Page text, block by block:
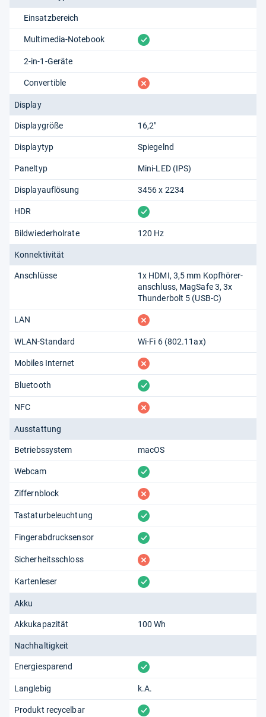
Einsatzbereich
Multimedia-Notebook vorhanden
2-in-1-Geräte
Convertible fehlt
Display
Displaygröße 16,2"
Displaytyp Spiegelnd
Paneltyp Mini-LED (IPS)
Displayauflösung 3456 x 2234
HDR vorhanden
Bildwiederholrate 120 Hz
Konnektivität
Anschlüsse
1x HDMI, 3,5 mm Kopf­hörer­
anschluss, MagSafe 3, 3x
Thunderbolt 5 (USB-C)
LAN fehlt
WLAN-Standard Wi-Fi 6 (802.11​ax)
Mobiles Internet fehlt
Bluetooth vorhanden
NFC fehlt
Ausstattung
Betriebssystem macOS
Webcam vorhanden
Ziffernblock fehlt
Tastaturbeleuchtung vorhanden
Fingerabdrucksensor vorhanden
Sicherheitsschloss fehlt
Kartenleser vorhanden
Akku
Akkukapazität 100 Wh
Nachhaltigkeit
Energiesparend vorhanden
Langlebig k.A.
Produkt recycelbar vorhanden